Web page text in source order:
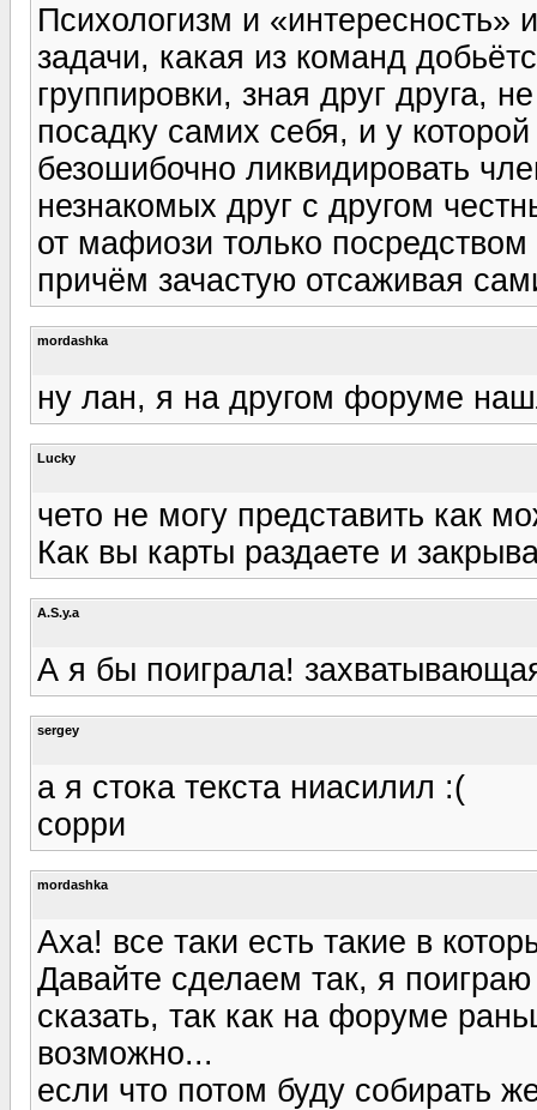
Психологизм и
задачи, какая из команд
группировки, зная друг друга,
посадку самих себя, и у
безошибочно ликвидировать
незнакомых друг с другом
от мафиози только
причём зачастую отсаживая
mordashka
ну лан, я на другом форуме
Lucky
чето не могу представить как
Как вы карты раздаете и
A.S.y.a
А я бы поиграла!
sergey
а я стока текста ниасилил :(
сорри
mordashka
Аха! все таки есть такие в
Давайте сделаем так, я
сказать, так как на форуме
возможно...
если что потом буду собирать